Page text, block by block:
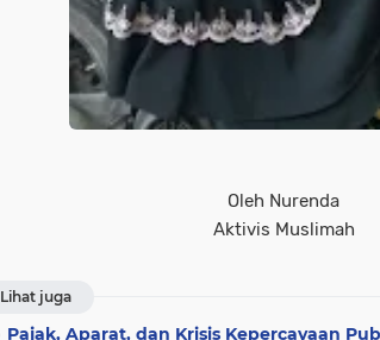
Oleh Nurenda
Aktivis Muslimah
Lihat juga
Pajak, Aparat, dan Krisis Kepercayaan